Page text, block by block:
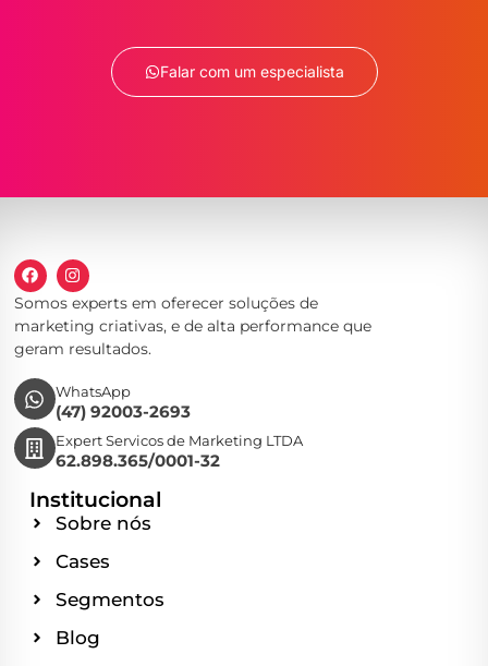
Falar com um especialista
Somos experts em oferecer soluções de
marketing criativas, e de alta performance que
geram resultados.
WhatsApp
(47) 92003-2693
Expert Servicos de Marketing LTDA
62.898.365/0001-32
Institucional
Sobre nós
Cases
Segmentos
Blog